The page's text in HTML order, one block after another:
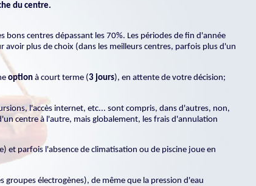
du centre.
centres dépassant les 70%. Les périodes de fin d'année
plus de choix (dans les meilleurs centres, parfois plus d'un
option à court terme (3 jours), en attente de votre décision;
l'accès internet, etc... sont compris, dans d'autres, non,
centre à l'autre, mais globalement, les frais d'annulation
et parfois l'absence de climatisation ou de piscine joue en
électrogènes), de même que la pression d'eau